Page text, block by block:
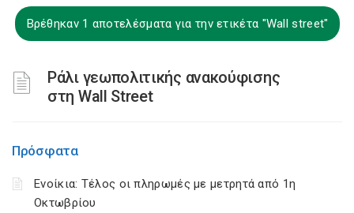
Βρέθηκαν 1 αποτελέσματα για την ετικέτα "Wall street"
Ράλι γεωπολιτικής ανακούφισης
στη Wall Street
Πρόσφατα
Ενοίκια: Τέλος οι πληρωμές με μετρητά από 1η
Οκτωβρίου